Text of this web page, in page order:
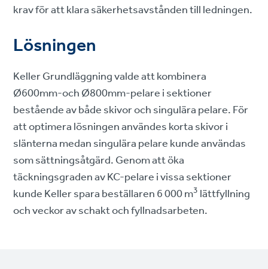
krav för att klara säkerhetsavstånden till ledningen.
Lösningen
Keller Grundläggning valde att kombinera
Ø600mm-och Ø800mm-pelare i sektioner
bestående av både skivor och singulära pelare. För
att optimera lösningen användes korta skivor i
slänterna medan singulära pelare kunde användas
som sättningsåtgärd. Genom att öka
täckningsgraden av KC-pelare i vissa sektioner
kunde Keller spara beställaren 6 000 m3lättfyllning
och veckor av schakt och fyllnadsarbeten.